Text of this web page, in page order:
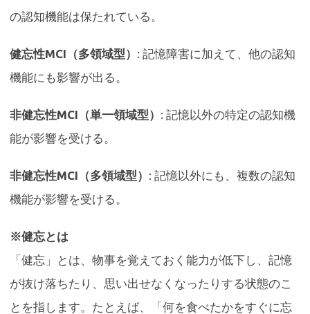
の認知機能は保たれている。
健忘性MCI（多領域型） : 記憶障害に加えて、他の認知
機能にも影響が出る。
非健忘性MCI（単一領域型） : 記憶以外の特定の認知機
能が影響を受ける。
非健忘性MCI（多領域型） : 記憶以外にも、複数の認知
機能が影響を受ける。
※健忘とは
「健忘」とは、物事を覚えておく能力が低下し、記憶
が抜け落ちたり、思い出せなくなったりする状態のこ
とを指します。たとえば、「何を食べたかをすぐに忘